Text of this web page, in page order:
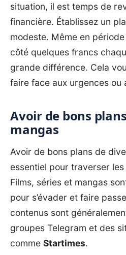
situation, il est temps de
financière. Établissez un
modeste. Même en
côté quelques francs
grande différence. Cela
faire face aux urgences ou
Avoir de bons
mangas
Avoir de bons plans de
essentiel pour traverser
Films, séries et mangas
pour s’évader et faire
contenus sont
groupes Telegram et des
comme Startimes.